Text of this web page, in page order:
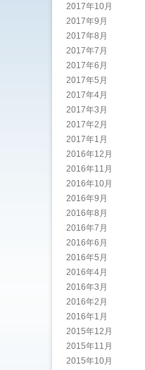
2017年10月
2017年9月
2017年8月
2017年7月
2017年6月
2017年5月
2017年4月
2017年3月
2017年2月
2017年1月
2016年12月
2016年11月
2016年10月
2016年9月
2016年8月
2016年7月
2016年6月
2016年5月
2016年4月
2016年3月
2016年2月
2016年1月
2015年12月
2015年11月
2015年10月